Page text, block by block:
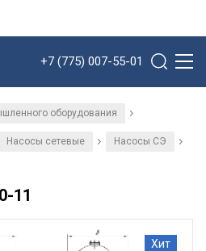
+7 (775) 007-55-01
оборудования /
Насосы сетевые / Насосы СЭ /
11
Хит